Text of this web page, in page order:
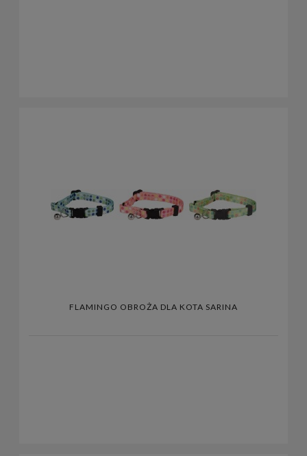
FLAMINGO OBROŻA DLA KOTA SARINA